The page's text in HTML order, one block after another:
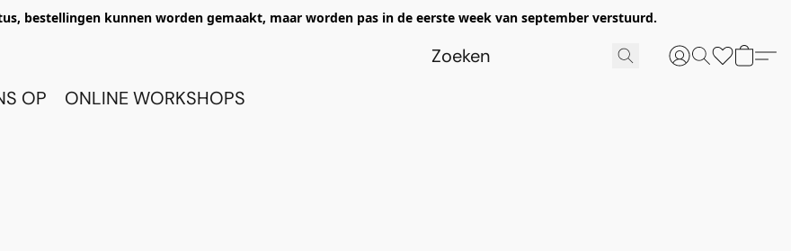
bestellingen kunnen worden gemaakt, maar worden pas in de eerste week van september verstuurd.
OP ONLINE WORKSHOPS